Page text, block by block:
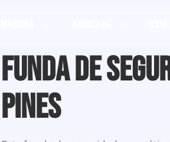
Funda de
pines